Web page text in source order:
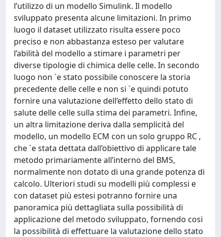
l’utilizzo di un modello Simulink. Il modello
sviluppato presenta alcune limitazioni. In primo
luogo il dataset utilizzato risulta essere poco
preciso e non abbastanza esteso per valutare
l’abilità del modello a stimare i parametri per
diverse tipologie di chimica delle celle. In secondo
luogo non `e stato possibile conoscere la storia
precedente delle celle e non si `e quindi potuto
fornire una valutazione dell’effetto dello stato di
salute delle celle sulla stima dei parametri. Infine,
un altra limitazione deriva dalla semplicità del
modello, un modello ECM con un solo gruppo RC ,
che `e stata dettata dall’obiettivo di applicare tale
metodo primariamente all’interno del BMS,
normalmente non dotato di una grande potenza di
calcolo. Ulteriori studi su modelli più complessi e
con dataset più estesi potranno fornire una
panoramica più dettagliata sulla possibilità di
applicazione del metodo sviluppato, fornendo cosi
la possibilità di effettuare la valutazione dello stato